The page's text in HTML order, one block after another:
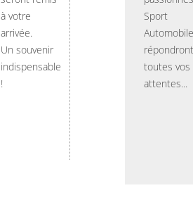
à votre
arrivée.
Un souvenir
indispensable
!
Sport
Automobile
toutes vos
attentes...